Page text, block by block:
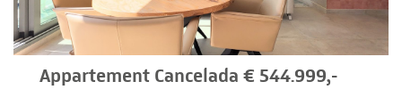
Appartement Cancelada € 544.999,-